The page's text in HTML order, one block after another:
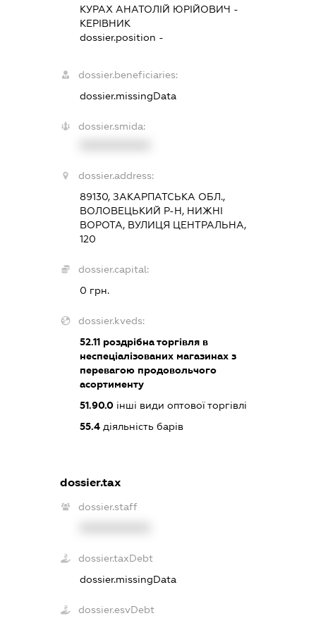
КУРАХ АНАТОЛІЙ ЮРІЙОВИЧ -
КЕРІВНИК
dossier.position -
dossier.beneficiaries:
dossier.missingData
dossier.smida:
dossier.address:
89130, ЗАКАРПАТСЬКА ОБЛ.,
ВОЛОВЕЦЬКИЙ Р-Н, НИЖНІ
ВОРОТА, ВУЛИЦЯ ЦЕНТРАЛЬНА,
120
dossier.capital:
0 грн.
dossier.kveds:
52.11 роздрібна торгівля в
неспеціалізованих магазинах з
перевагою продовольчого
асортименту
51.90.0 інші види оптової торгівлі
55.4 діяльність барів
dossier.tax
dossier.staff
dossier.taxDebt
dossier.missingData
dossier.esvDebt